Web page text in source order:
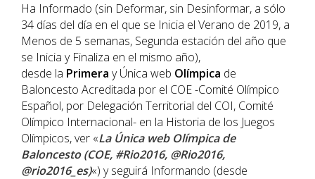
Ha Informado (sin Deformar, sin Desinformar, a sólo
34 días del día en el que se Inicia el Verano de 2019, a
Menos de 5 semanas, Segunda estación del año que
se Inicia y Finaliza en el mismo año),
desde la Primera y Única web Olímpica de
Baloncesto Acreditada por el COE -Comité Olímpico
Español, por Delegación Territorial del COI, Comité
Olímpico Internacional- en la Historia de los Juegos
Olímpicos, ver «La Única web Olímpica de
Baloncesto (COE, #Rio2016, @Rio2016,
@rio2016_es)«) y seguirá Informando (desde